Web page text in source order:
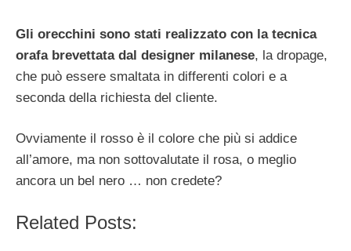
Gli orecchini sono stati realizzato con la tecnica
orafa brevettata dal designer milanese, la dropage,
che può essere smaltata in differenti colori e a
seconda della richiesta del cliente.
Ovviamente il rosso è il colore che più si addice
all’amore, ma non sottovalutate il rosa, o meglio
ancora un bel nero … non credete?
Related Posts: